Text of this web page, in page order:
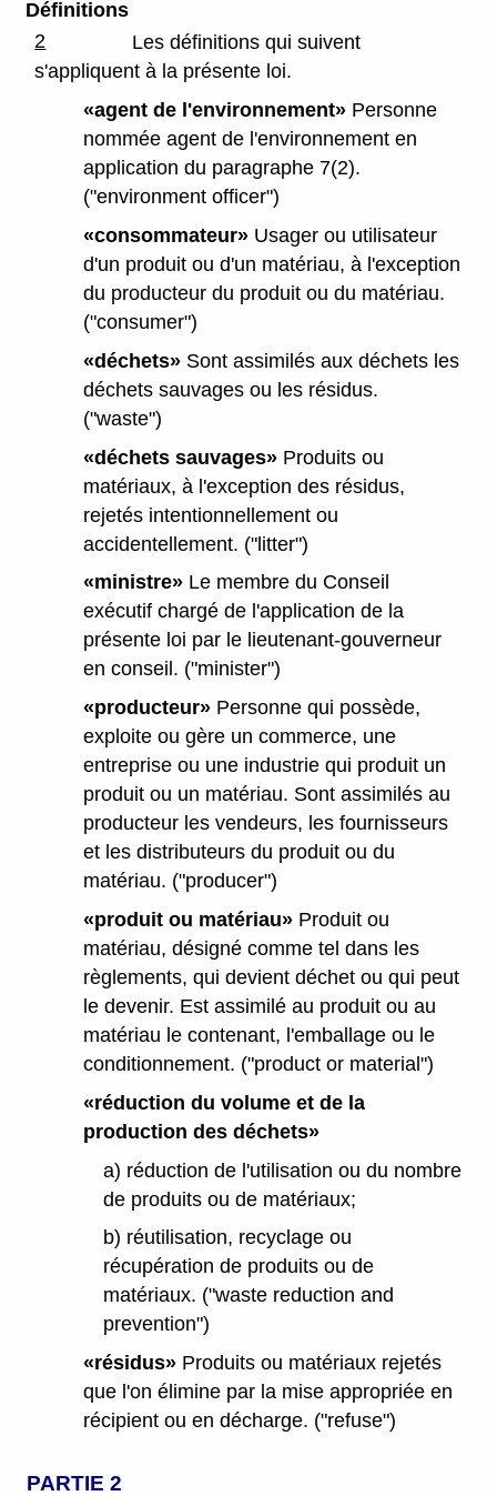
Définitions
2
Les définitions qui suivent
s'appliquent à la présente loi.
«agent de l'environnement» Personne
nommée agent de l'environnement en
application du paragraphe 7(2).
("environment officer")
«consommateur» Usager ou utilisateur
d'un produit ou d'un matériau, à l'exception
du producteur du produit ou du matériau.
("consumer")
«déchets» Sont assimilés aux déchets les
déchets sauvages ou les résidus.
("waste")
«déchets sauvages» Produits ou
matériaux, à l'exception des résidus,
rejetés intentionnellement ou
accidentellement. ("litter")
«ministre» Le membre du Conseil
exécutif chargé de l'application de la
présente loi par le lieutenant-gouverneur
en conseil. ("minister")
«producteur» Personne qui possède,
exploite ou gère un commerce, une
entreprise ou une industrie qui produit un
produit ou un matériau. Sont assimilés au
producteur les vendeurs, les fournisseurs
et les distributeurs du produit ou du
matériau. ("producer")
«produit ou matériau» Produit ou
matériau, désigné comme tel dans les
règlements, qui devient déchet ou qui peut
le devenir. Est assimilé au produit ou au
matériau le contenant, l'emballage ou le
conditionnement. ("product or material")
«réduction du volume et de la
production des déchets»
a) réduction de l'utilisation ou du nombre
de produits ou de matériaux;
b) réutilisation, recyclage ou
récupération de produits ou de
matériaux. ("waste reduction and
prevention")
«résidus» Produits ou matériaux rejetés
que l'on élimine par la mise appropriée en
récipient ou en décharge. ("refuse")
PARTIE 2